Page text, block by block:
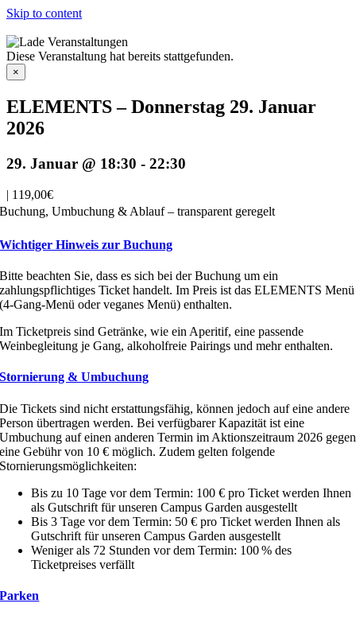
Skip to content
Diese Veranstaltung hat bereits stattgefunden.
×
ELEMENTS – Donnerstag 29. Januar
2026
29. Januar @ 18:30 - 22:30
| 119,00€
Buchung, Umbuchung & Ablauf – transparent geregelt
Wichtiger Hinweis zur Buchung
Bitte beachten Sie, dass es sich bei der Buchung um ein
zahlungspflichtiges Ticket handelt. Im Preis ist das ELEMENTS Menü
(4-Gang-Menü oder veganes Menü) enthalten.
Im Ticketpreis sind Getränke, wie ein Aperitif, eine passende
Weinbegleitung je Gang, alkoholfreie Pairings und mehr enthalten.
Stornierung & Umbuchung
Die Tickets sind nicht erstattungsfähig, können jedoch auf eine andere
Person übertragen werden. Bei verfügbarer Kapazität ist eine
Umbuchung auf einen anderen Termin im Aktionszeitraum 2026 gegen
eine Gebühr von 10 € möglich. Zudem gelten folgende
Stornierungsmöglichkeiten:
Bis zu 10 Tage vor dem Termin: 100 € pro Ticket werden Ihnen
als Gutschrift für unseren Campus Garden ausgestellt
Bis 3 Tage vor dem Termin: 50 € pro Ticket werden Ihnen als
Gutschrift für unseren Campus Garden ausgestellt
Weniger als 72 Stunden vor dem Termin: 100 % des
Ticketpreises verfällt
Parken